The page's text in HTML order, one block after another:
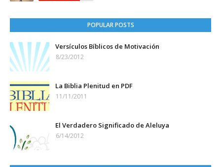
POPULAR POSTS
Versículos Bíblicos de Motivación
8/23/2012
La Biblia Plenitud en PDF
11/11/2011
El Verdadero Significado de Aleluya
6/14/2012